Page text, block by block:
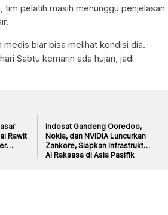
tim pelatih masih menunggu penjelasan
biar bisa melihat kondisi dia.
Sabtu kemarin ada hujan, jadi
Rawit
Indosat Gandeng Ooredoo,
Nokia, dan NVIDIA Luncurkan
Zankore, Siapkan Infrastruktur
AI Raksasa di Asia Pasifik